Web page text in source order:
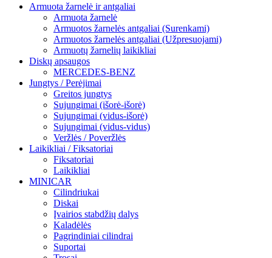
Armuota žarnelė ir antgaliai
Armuota žarnelė
Armuotos žarnelės antgaliai (Surenkami)
Armuotos žarnelės antgaliai (Užpresuojami)
Armuotų žarnelių laikikliai
Diskų apsaugos
MERCEDES-BENZ
Jungtys / Perėjimai
Greitos jungtys
Sujungimai (išorė-išorė)
Sujungimai (vidus-išorė)
Sujungimai (vidus-vidus)
Veržlės / Poveržlės
Laikikliai / Fiksatoriai
Fiksatoriai
Laikikliai
MINICAR
Cilindriukai
Diskai
Įvairios stabdžių dalys
Kaladėlės
Pagrindiniai cilindrai
Suportai